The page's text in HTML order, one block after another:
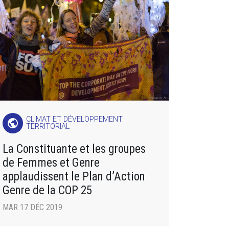
public
CLIMAT ET DÉVELOPPEMENT
TERRITORIAL
La Constituante et les groupes
de Femmes et Genre
applaudissent le Plan d’Action
Genre de la COP 25
MAR 17 DÉC 2019